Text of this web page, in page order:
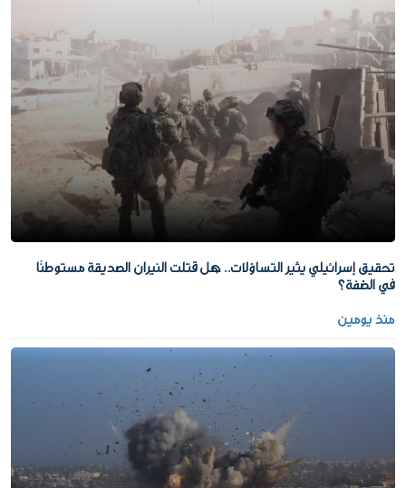
تحقيق إسرائيلي يثير التساؤلات.. هل قتلت النيران الصديقة مستوطنًا
في الضفة؟
منذ يومين